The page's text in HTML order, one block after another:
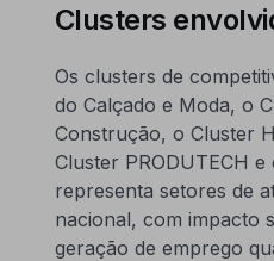
Clusters
Os clusters de
do Calçado e Moda, o
Construção, o Cluster
Cluster PRODUTECH
representa setores de
nacional, com impacto
geração de emprego